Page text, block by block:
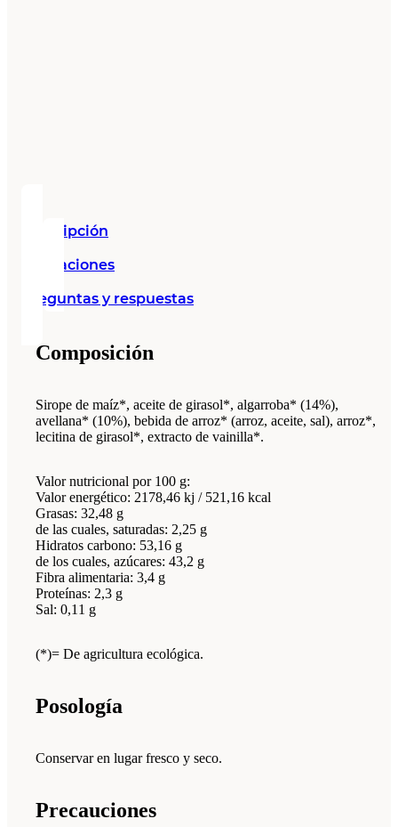
Descripción
Valoraciones
Preguntas y respuestas
Composición
Sirope de maíz*, aceite de girasol*, algarroba* (14%),
avellana* (10%), bebida de arroz* (arroz, aceite, sal), arroz*,
lecitina de girasol*, extracto de vainilla*.
Valor nutricional por 100 g:
Valor energético: 2178,46 kj / 521,16 kcal
Grasas: 32,48 g
de las cuales, saturadas: 2,25 g
Hidratos carbono: 53,16 g
de los cuales, azúcares: 43,2 g
Fibra alimentaria: 3,4 g
Proteínas: 2,3 g
Sal: 0,11 g
(*)= De agricultura ecológica.
Posología
Conservar en lugar fresco y seco.
Precauciones